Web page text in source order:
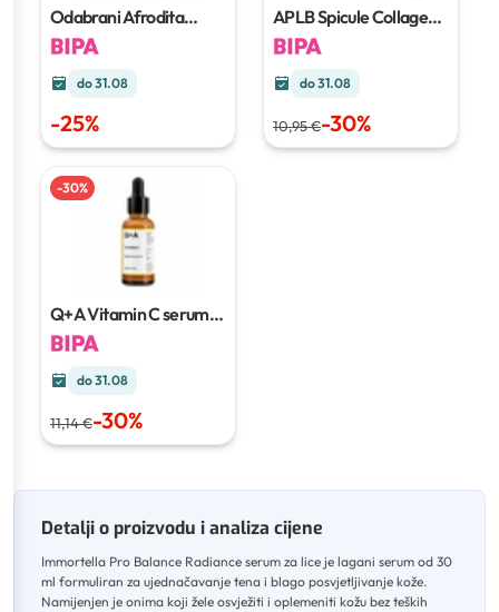
Odabrani Afrodita
proizvodi za njegu lica
do 31.08
-25%
APLB Spicule Collagen
Shot40 ml
do 31.08
10,95 €-30%
-30%
Q+A Vitamin C serum
30 ml
do 31.08
11,14 €-30%
Detalji o proizvodu i analiza cijene
Immortella Pro Balance Radiance serum za lice je lagani serum od 30
ml formuliran za ujednačavanje tena i blago posvjetljivanje kože.
Namijenjen je onima koji žele osvježiti i oplemeniti kožu bez teških